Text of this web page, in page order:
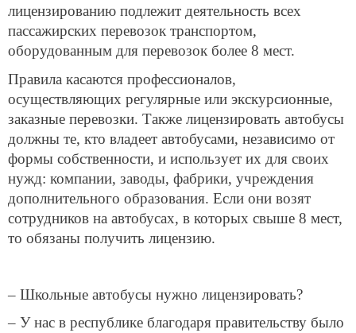
лицензированию подлежит деятельность всех
пассажирских перевозок транспортом,
оборудованным для перевозок более 8 мест.
Правила касаются профессионалов,
осуществляющих регулярные или экскурсионные,
заказные перевозки. Также лицензировать автобусы
должны те, кто владеет автобусами, независимо от
формы собственности, и использует их для своих
нужд: компании, заводы, фабрики, учреждения
дополнительного образования. Если они возят
сотрудников на автобусах, в которых свыше 8 мест,
то обязаны получить лицензию.
– Школьные автобусы нужно лицензировать?
– У нас в республике благодаря правительству было